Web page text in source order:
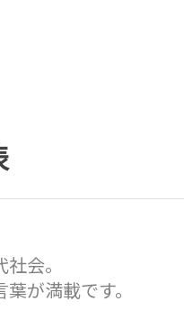
会。
が満載です。